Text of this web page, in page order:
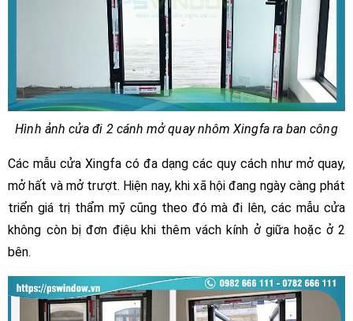
Hình ảnh cửa đi 2 cánh mở quay nhôm Xingfa ra ban công
Các mẫu cửa Xingfa có đa dạng các quy cách như mở quay,
mở hất và mở trượt. Hiện nay, khi xã hội đang ngày càng phát
triển giá trị thẩm mỹ cũng theo đó mà đi lên, các mẫu cửa
không còn bị đơn điệu khi thêm vách kính ở giữa hoặc ở 2
bên.